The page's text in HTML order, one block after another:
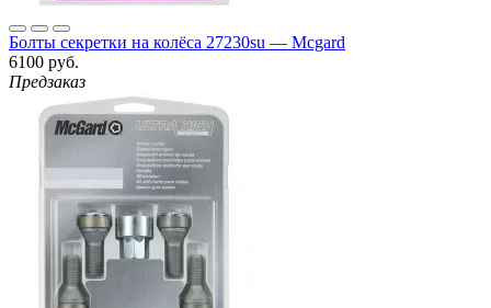
Болты секретки на колёса 27230su — Mcgard
6100 руб.
Предзаказ